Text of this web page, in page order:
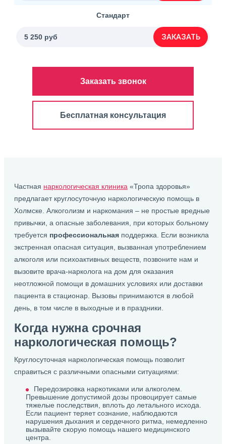
Стандарт
5 250 руб ЗАКАЗАТЬ
Заказать звонок
Бесплатная консультация
Частная наркологическая клиника «Тропа здоровья»
предлагает круглосуточную наркологическую помощь в
Холмске. Алкоголизм и наркомания – не простые вредные
привычки, а опасные заболевания, при которых больному
требуется профессиональная поддержка. Если возникла
экстренная опасная ситуация, вызванная употреблением
алкоголя или психоактивных веществ, позвоните нам и
вызовите врача-нарколога на дом для оказания
неотложной помощи в домашних условиях или доставки
пациента в стационар. Вызовы принимаются в любой
день, в том числе в выходные и в праздники.
Когда нужна срочная
наркологическая помощь?
Круглосуточная наркологическая помощь позволит
справиться с различными опасными ситуациями:
Передозировка наркотиками или алкоголем.
Превышение допустимой дозы провоцирует самые
тяжелые последствия, вплоть до летального исхода.
Если пациент теряет сознание, наблюдаются
нарушения дыхания и сердечного ритма, немедленно
вызывайте скорую помощь нашего медицинского
центра.